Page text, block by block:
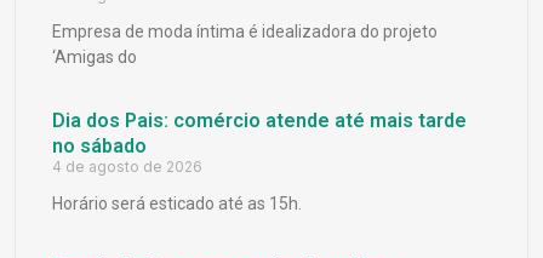
Empresa de moda íntima é idealizadora do projeto
‘Amigas do
Dia dos Pais: comércio atende até mais tarde
no sábado
4 de agosto de 2026
Horário será esticado até as 15h.